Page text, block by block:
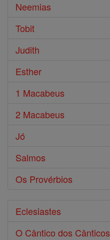
Neemias
Tobit
Judith
Esther
1 Macabeus
2 Macabeus
Jó
Salmos
Os Provérbios
Eclesiastes
O Cântico dos Cânticos